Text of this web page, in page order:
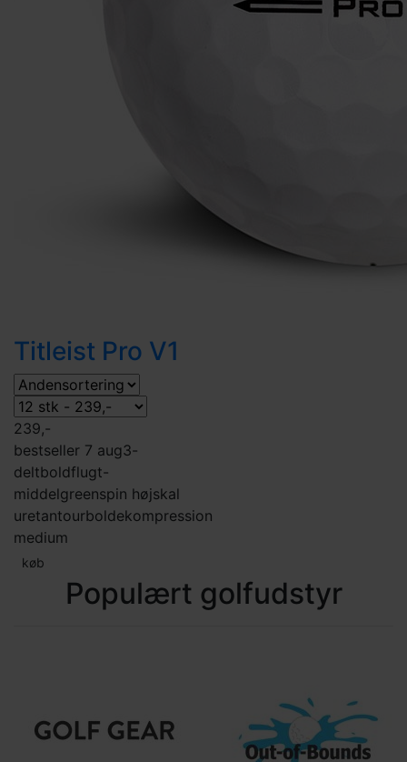
Titleist Pro V1
239,-
bestseller 7 aug3-
deltboldflugt-
middelgreenspin højskal
uretantourboldekompression
medium
køb
Populært golfudstyr